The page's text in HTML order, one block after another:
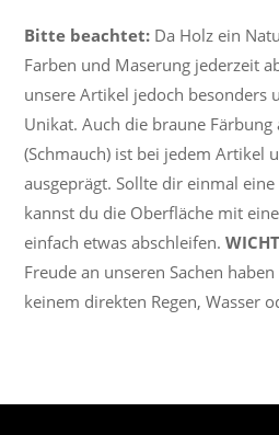
Bitte beachtet: Da Holz ein
Farben und Maserung jederzeit
unsere Artikel jedoch besonders
Unikat. Auch die braune Färbung
(Schmauch) ist bei jedem Artikel
ausgeprägt. Sollte dir einmal
kannst du die Oberfläche mit
einfach etwas abschleifen.
Freude an unseren Sachen
keinem direkten Regen, Wasser